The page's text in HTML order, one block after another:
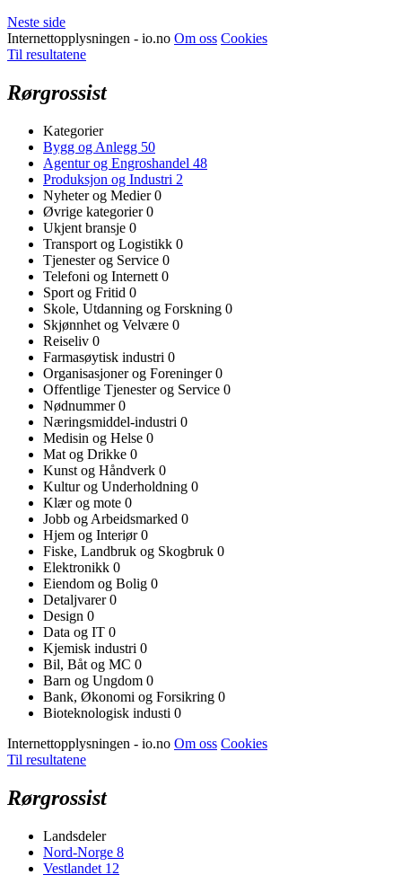
Neste side
Internettopplysningen - io.no Om oss Cookies
Til resultatene
Rørgrossist
Kategorier
Bygg og Anlegg 50
Agentur og Engroshandel 48
Produksjon og Industri 2
Nyheter og Medier0
Øvrige kategorier0
Ukjent bransje 0
Transport og Logistikk 0
Tjenester og Service 0
Telefoni og Internett 0
Sport og Fritid 0
Skole, Utdanning og Forskning 0
Skjønnhet og Velvære 0
Reiseliv 0
Farmasøytisk industri 0
Organisasjoner og Foreninger0
Offentlige Tjenester og Service 0
Nødnummer0
Næringsmiddel-industri 0
Medisin og Helse 0
Mat og Drikke 0
Kunst og Håndverk 0
Kultur og Underholdning 0
Klær og mote 0
Jobb og Arbeidsmarked 0
Hjem og Interiør0
Fiske, Landbruk og Skogbruk 0
Elektronikk 0
Eiendom og Bolig 0
Detaljvarer0
Design 0
Data og IT 0
Kjemisk industri 0
Bil, Båt og MC 0
Barn og Ungdom 0
Bank, Økonomi og Forsikring 0
Bioteknologisk industi 0
Internettopplysningen - io.no Om oss Cookies
Til resultatene
Rørgrossist
Landsdeler
Nord-Norge 8
Vestlandet 12